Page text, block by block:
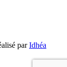
parIdhéa